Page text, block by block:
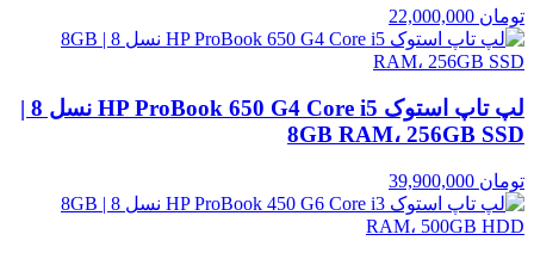
تومان
لپ تاپ استوک HP ProBook 650 G4 Core i5 نسل 8 |
8GB RAM، 256GB SSD
تومان